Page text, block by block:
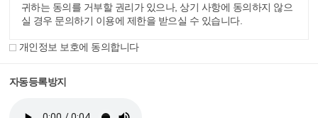
귀하는 동의를 거부할 권리가 있으나, 상기 사항에 동의하지 않으
실 경우 문의하기 이용에 제한을 받으실 수 있습니다.
개인정보 보호에 동의합니다
자동등록방지